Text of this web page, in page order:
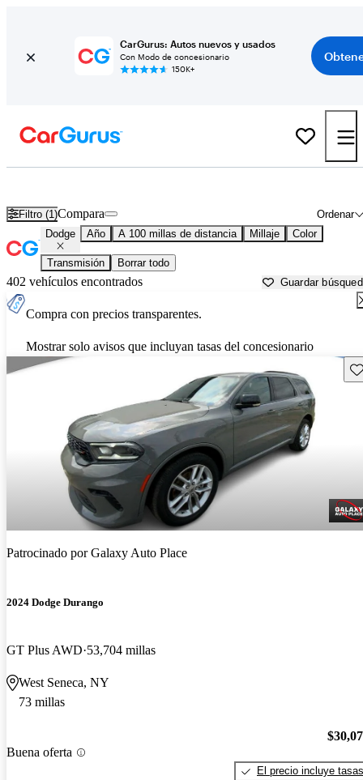
CarGurus: Autos nuevos y usados
Con Modo de concesionario
150K+
Filtro (1) Ordenar
Compara
Dodge Año A 100 millas de distancia Millaje Color
Transmisión Borrar todo
402 vehículos encontrados Guardar
Compra con precios transparentes.
Mostrar solo avisos que incluyan tasas del concesionario
Patrocinado porGalaxy Auto Place
2024 Dodge Durango
GT Plus AWD 53,704 millas
West Seneca, NY
73 millas
Buena oferta
El precio incluye tasas